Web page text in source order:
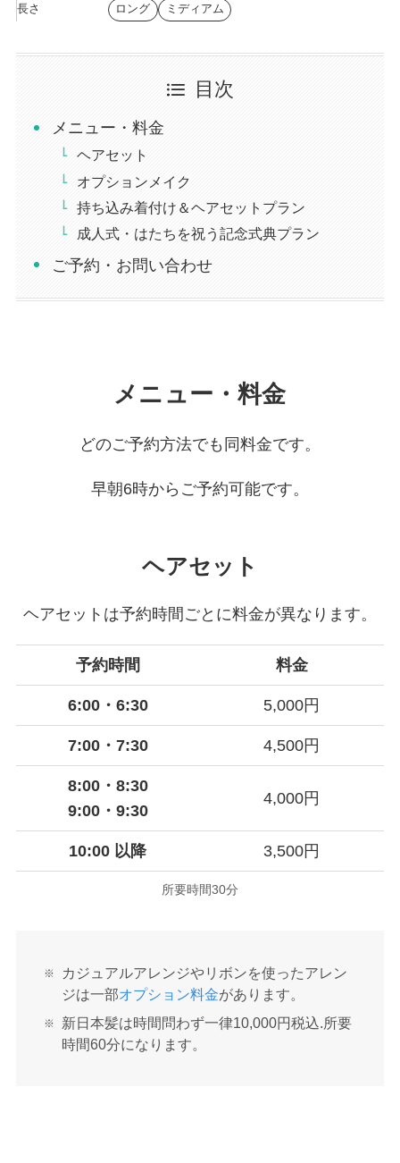
長さ ロング ミディアム
目次
メニュー・料金
ヘアセット
オプションメイク
持ち込み着付け＆ヘアセットプラン
成人式・はたちを祝う記念式典プラン
ご予約・お問い合わせ
メニュー・料金
どのご予約方法でも同料金です。
早朝6時からご予約可能です。
ヘアセット
ヘアセットは予約時間ごとに料金が異なります。
予約時間 料金
6:00・6:30 5,000円
7:00・7:30 4,500円
8:00・8:30
9:00・9:30
4,000円
10:00 以降 3,500円
所要時間30分
カジュアルアレンジやリボンを使ったアレン
ジは一部オプション料金があります。
新日本髪は時間問わず一律10,000円税込.所要
時間60分になります。